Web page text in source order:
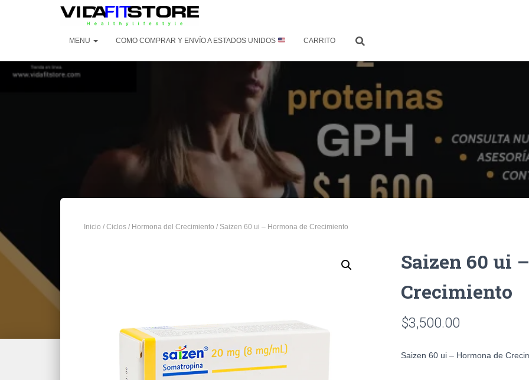
MENU COMO COMPRAR Y ENVÍO A ESTADOS UNIDOS CARRITO
Inicio / Ciclos / Hormona del Crecimiento / Saizen 60 ui – Hormona de Crecimiento
Saizen 60 ui
Crecimiento
$3,500.00
Saizen 60 ui – Hormona de